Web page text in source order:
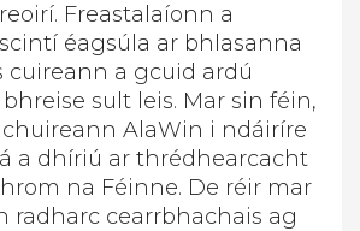
Freastalaíonn a
éagsúla ar bhlasanna
cuireann a gcuid ardú
sult leis. Mar sin féin,
chuireann AlaWin i ndáiríre
a dhíriú ar thrédhearcacht
na Féinne. De réir mar
radharc cearrbhachais ag